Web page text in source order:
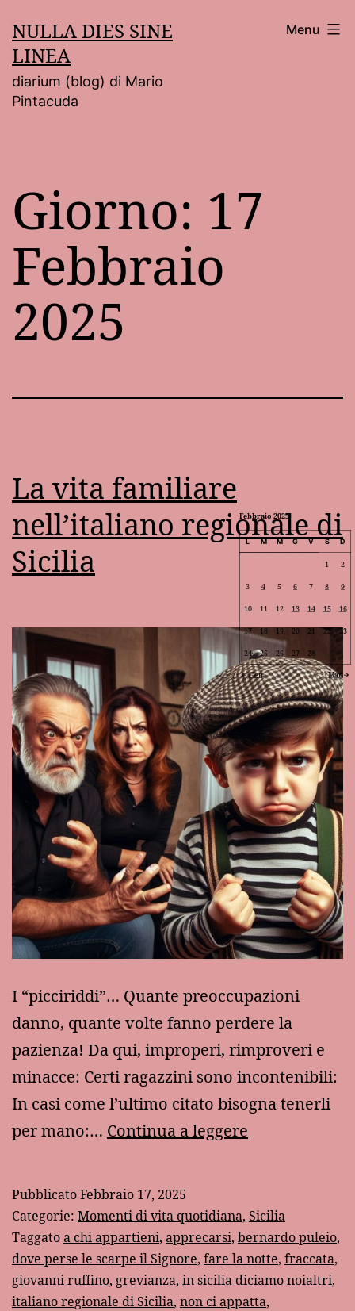
al
contenuto
NULLA DIES SINE
LINEA
diarium (blog) di Mario
Pintacuda
Menu
Giorno: 17
Febbraio
2025
La vita familiare
nell’italiano regionale di
Sicilia
I “picciriddi”… Quante preoccupazioni
danno, quante volte fanno perdere la
pazienza! Da qui, improperi, rimproveri e
minacce: Certi ragazzini sono incontenibili:
In casi come l’ultimo citato bisogna tenerli
per mano:… Continua a leggere
nell’italiano
regionale
di
Sicilia
PubblicatoFebbraio 17, 2025
Categorie: Momenti di vita quotidiana, Sicilia
Taggatoa chi appartieni, apprecarsi, bernardo puleio,
dove perse le scarpe il Signore, fare la notte, fraccata,
giovanni ruffino, grevianza, in sicilia diciamo noialtri,
italiano regionale di Sicilia, non ci appatta,
Febbraio 2025
L M M G V S D
1 2
3 4 5 6 7 8 9
10 11 12 13 14 15 16
17 18 19 20 21 22 23
24 25 26 27 28
Gen Mar